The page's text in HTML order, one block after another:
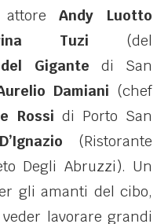
Andy Luotto
Tuzi (del
Gigante di San
Damiani (chef
Rossi di Porto San
(Ristorante
Degli Abruzzi). Un
gli amanti del cibo,
lavorare grandi